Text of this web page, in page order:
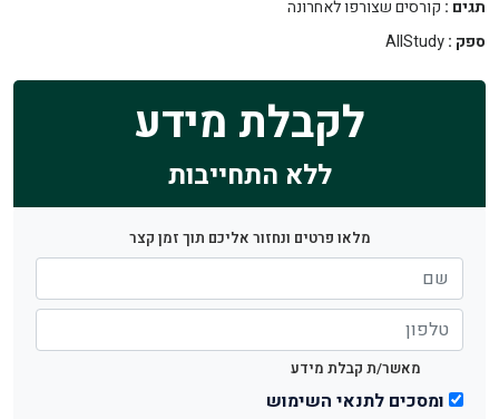
תגים : קורסים שצורפו לאחרונה
ספק :AllStudy
לקבלת מידע
ללא התחייבות
מלאו פרטים ונחזור אליכם תוך זמן קצר
מאשר/ת קבלת מידע
ומסכים לתנאי השימוש